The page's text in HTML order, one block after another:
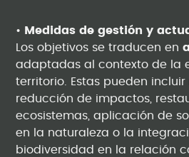
•
Medidas de gestión y
Los objetivos se traducen en
adaptadas al contexto de la
territorio. Estas pueden
reducción de impactos,
ecosistemas, aplicación de
en la naturaleza o la
biodiversidad en la relación